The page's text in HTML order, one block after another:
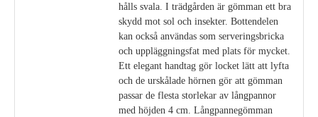
hålls svala. I trädgården är gömman ett bra
skydd mot sol och insekter. Bottendelen
kan också användas som serveringsbricka
och uppläggningsfat med plats för mycket.
Ett elegant handtag gör locket lätt att lyfta
och de urskålade hörnen gör att gömman
passar de flesta storlekar av långpannor
med höjden 4 cm. Långpannegömman